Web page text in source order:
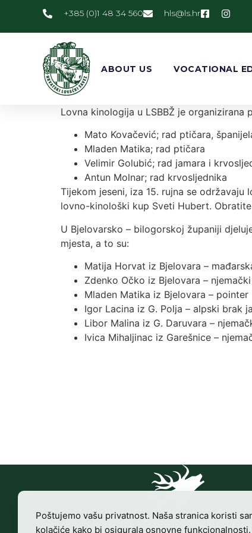
+385 (0)1 48 34 560 rh.sl
@slh
ABOUT US VOCATIONAL
Lovna kinologija u LSBBŽ je
Mato Kovačević; rad ptičara,
Mladen Matika; rad ptičara
Velimir Golubić; rad jamara i
Antun Molnar; rad krvosljednika
Tijekom jeseni, iza 15. rujna se
lovno-kinološki kup Sveti Hubert.
U Bjelovarsko – bilogorskoj županiji
mjesta, a to su:
Matija Horvat iz Bjelovara –
Zdenko Očko iz Bjelovara –
Mladen Matika iz Bjelovara – pointer
Igor Lacina iz G. Polja – alpski brak
Libor Malina iz G. Daruvara –
Ivica Mihaljinac iz Garešnice –
Poštujemo vašu privatnost. Naša stranica koristi
kolačiće kako bi osigurala osnovne funkcionalnosti.